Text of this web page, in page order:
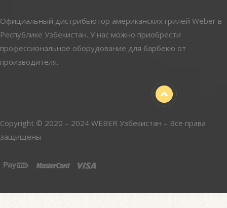
Официальный дистрибьютор американских грилей Weber в
Республике Узбекистан. У нас можно приобрести
профессиональное оборудование для барбекю от
производителя.
Copyright © 2020 – 2024 WEBER Узбекистан – Все права
защищены